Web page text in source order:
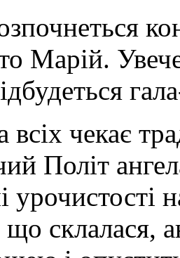
Марій.
всіх чекає
Політ
склалася,